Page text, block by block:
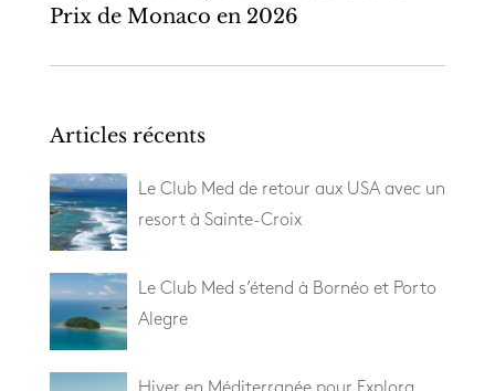
Prix de Monaco en 2026
Articles récents
Le Club Med de retour aux USA avec un
resort à Sainte-Croix
Le Club Med s’étend à Bornéo et Porto
Alegre